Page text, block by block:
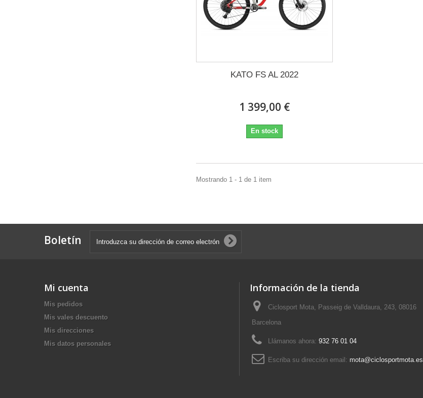
KATO FS AL 2022
1 399,00 €
En stock
Mostrando 1 - 1 de 1 item
Boletín
Mi cuenta
Mis pedidos
Mis vales descuento
Mis direcciones
Mis datos personales
Información de la tienda
Ciclosport Mota, Passeig de Valldaura, 243, 08016
Barcelona
Llámanos ahora: 932 76 01 04
Escriba su dirección email: mota@ciclosportmota.es